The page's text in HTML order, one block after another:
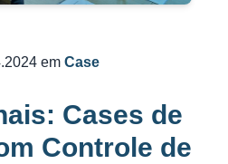
em Case
Cases de
Controle de